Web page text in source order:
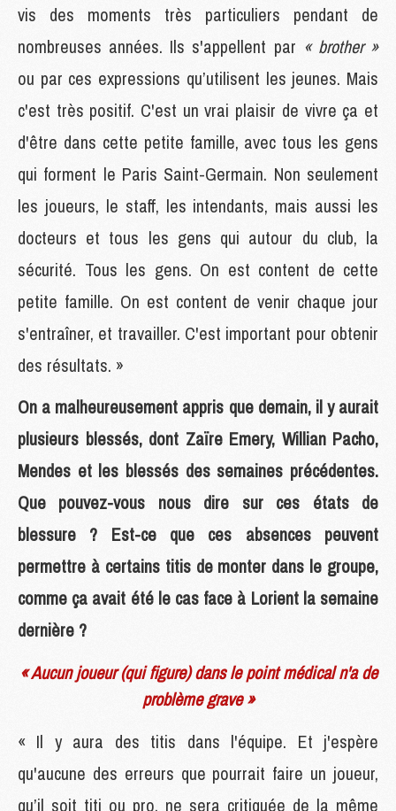
vis des moments très particuliers pendant de
nombreuses années. Ils s'appellent par « brother »
ou par ces expressions qu’utilisent les jeunes. Mais
c'est très positif. C'est un vrai plaisir de vivre ça et
d'être dans cette petite famille, avec tous les gens
qui forment le Paris Saint-Germain. Non seulement
les joueurs, le staff, les intendants, mais aussi les
docteurs et tous les gens qui autour du club, la
sécurité. Tous les gens. On est content de cette
petite famille. On est content de venir chaque jour
s'entraîner, et travailler. C'est important pour obtenir
des résultats. »
On a malheureusement appris que demain, il y aurait
plusieurs blessés, dont Zaïre Emery, Willian Pacho,
Mendes et les blessés des semaines précédentes.
Que pouvez-vous nous dire sur ces états de
blessure ? Est-ce que ces absences peuvent
permettre à certains titis de monter dans le groupe,
comme ça avait été le cas face à Lorient la semaine
dernière ?
« Aucun joueur (qui figure) dans le point médical n'a de
problème grave »
« Il y aura des titis dans l'équipe. Et j'espère
qu'aucune des erreurs que pourrait faire un joueur,
qu’il soit titi ou pro, ne sera critiquée de la même